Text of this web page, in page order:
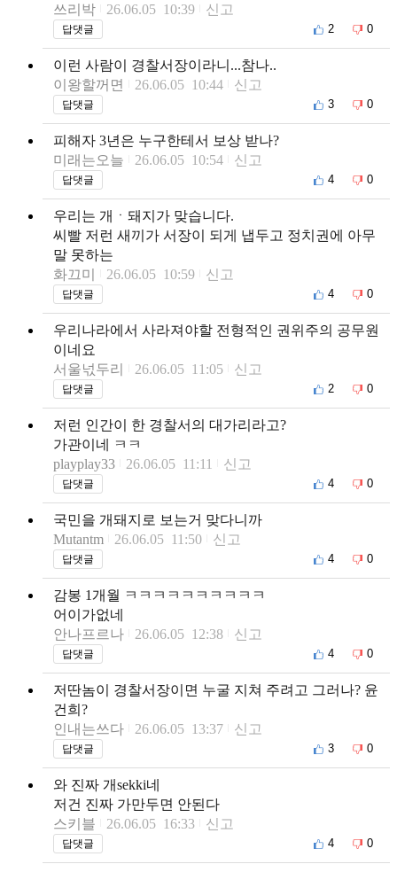
쓰리박
26.06.05 10:39 신고
답댓글 2 0
이런 사람이 경찰서장이라니...참나..
이왕할꺼면
26.06.05 10:44 신고
답댓글 3 0
피해자 3년은 누구한테서 보상 받나?
미래는오늘
26.06.05 10:54 신고
답댓글 4 0
우리는 개ㆍ돼지가 맞습니다.
씨빨 저런 새끼가 서장이 되게 냅두고 정치권에 아무
말 못하는
화끄미
26.06.05 10:59 신고
답댓글 4 0
우리나라에서 사라져야할 전형적인 권위주의 공무원
이네요
서울넋두리
26.06.05 11:05 신고
답댓글 2 0
저런 인간이 한 경찰서의 대가리라고?
가관이네 ㅋㅋ
playplay33
26.06.05 11:11 신고
답댓글 4 0
국민을 개돼지로 보는거 맞다니까
Mutantm
26.06.05 11:50 신고
답댓글 4 0
감봉 1개월 ㅋㅋㅋㅋㅋㅋㅋㅋㅋㅋ
어이가없네
안나프르나
26.06.05 12:38 신고
답댓글 4 0
저딴놈이 경찰서장이면 누굴 지쳐 주려고 그러나? 윤
건희?
인내는쓰다
26.06.05 13:37 신고
답댓글 3 0
와 진짜 개sekki네
저건 진짜 가만두면 안된다
스키블
26.06.05 16:33 신고
답댓글 4 0